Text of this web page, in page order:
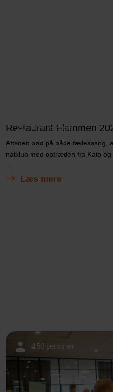
550 personer
Restaurant Flammen
Aftenen bød på både fællessang,
natklub med optræden fra Kato og
...
Læs mere
150 personer